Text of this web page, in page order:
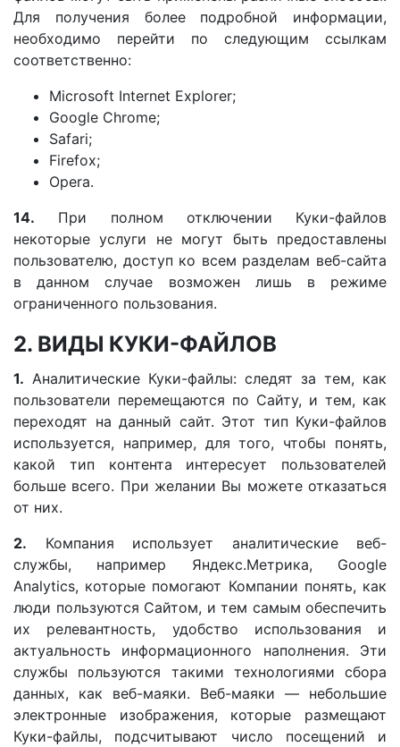
Для получения более подробной информации,
необходимо перейти по следующим ссылкам
соответственно:
Microsoft Internet Explorer;
Google Chrome;
Safari;
Firefox;
Opera.
14. При полном отключении Куки-файлов
некоторые услуги не могут быть предоставлены
пользователю, доступ ко всем разделам веб-сайта
в данном случае возможен лишь в режиме
ограниченного пользования.
2. ВИДЫ КУКИ-ФАЙЛОВ
1. Аналитические Куки-файлы: следят за тем, как
пользователи перемещаются по Сайту, и тем, как
переходят на данный сайт. Этот тип Куки-файлов
используется, например, для того, чтобы понять,
какой тип контента интересует пользователей
больше всего. При желании Вы можете отказаться
от них.
2. Компания использует аналитические веб-
службы, например Яндекс.Метрика, Google
Analytics, которые помогают Компании понять, как
люди пользуются Сайтом, и тем самым обеспечить
их релевантность, удобство использования и
актуальность информационного наполнения. Эти
службы пользуются такими технологиями сбора
данных, как веб-маяки. Веб-маяки — небольшие
электронные изображения, которые размещают
Куки-файлы, подсчитывают число посещений и